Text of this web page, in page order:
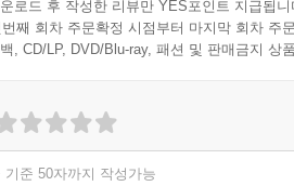
로드 후 작성한 리뷰만 YES포인트 지급됩니
째 회차 주문확정 시점부터 마지막 회차 주
, CD/LP, DVD/Blu-ray, 패션 및 판매금지 상
기준 50자까지 작성가능